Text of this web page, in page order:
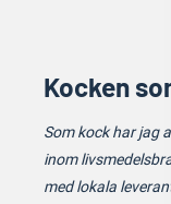
Kocken
Som kock har jag
inom
med lokala